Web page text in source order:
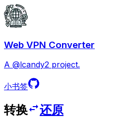
Web VPN Converter
A @lcandy2 project.
小书签
转换
还原